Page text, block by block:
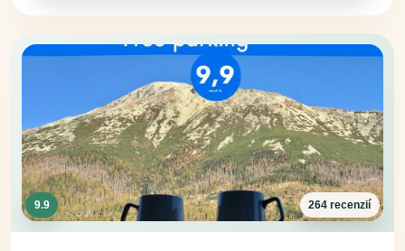
9.9 264 recenzií